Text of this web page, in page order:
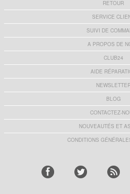
RETOUR
SERVICE
SUIVI DE
A PROPOS DE
CLUB24
AIDE
BLOG
CONTACTEZ-
NOUVEAUTÉS ET
CONDITIONS